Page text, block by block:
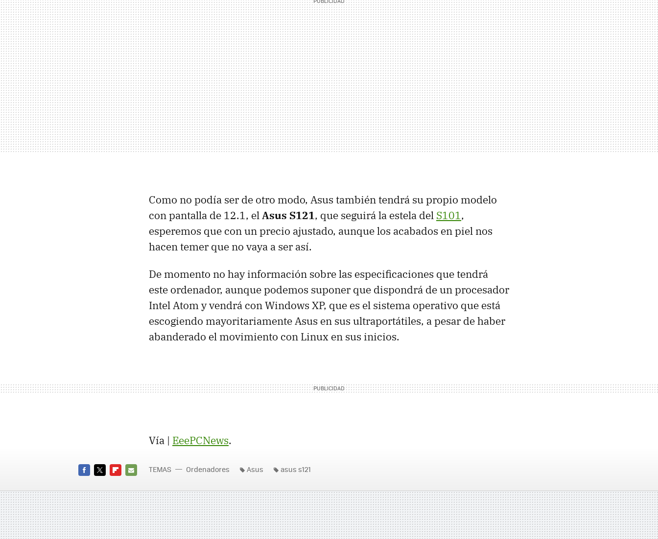
Como no podía ser de otro modo, Asus también tendrá su propio modelo
con pantalla de 12.1, elAsus S121, que seguirá la estela del S101,
esperemos que con un precio ajustado, aunque los acabados en piel nos
hacen temer que no vaya a ser así.
De momento no hay información sobre las especificaciones que tendrá
este ordenador, aunque podemos suponer que dispondrá de un procesador
Intel Atom y vendrá con Windows XP, que es el sistema operativo que está
escogiendo mayoritariamente Asus en sus ultraportátiles, a pesar de haber
abanderado el movimiento con Linux en sus inicios.
Vía | EeePCNews.
MAIL
TEMAS Ordenadores Asus asus s121